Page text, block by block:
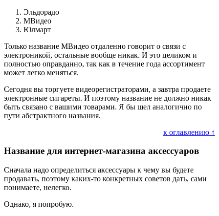
Эльдорадо
МВидео
Юлмарт
Только название МВидео отдаленно говорит о связи с
электроникой, остальные вообще никак. И это целиком и
полностью оправданно, так как в течение года ассортимент
может легко меняться.
Сегодня вы торгуете видеорегистраторами, а завтра продаете
электронные сигареты. И поэтому название не должно никак
быть связано с вашими товарами. Я бы шел аналогично по
пути абстрактного названия.
к оглавлению ↑
Название для интернет-магазина аксессуаров
Сначала надо определиться аксессуары к чему вы будете
продавать, поэтому каких-то конкретных советов дать, сами
понимаете, нелегко.
Однако, я попробую.